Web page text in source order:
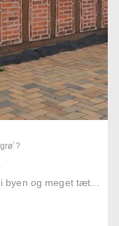
byen og meget tæt...